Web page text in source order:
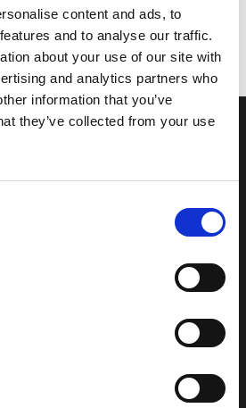
content and ads, to
and to analyse our traffic.
about your use of our site with
and analytics partners who
information that you’ve
they’ve collected from your use
ghiacciato regala
allo stesso
della luce con
po’ di privacy senza renderli cupi.
è la soluzione perfetta per box doccia,